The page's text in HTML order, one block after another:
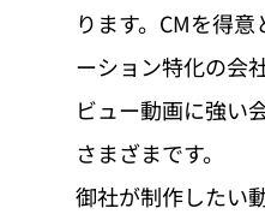
ります。CMを得
ーション特化の会
ビュー動画に強い
さまざまです。
御社が制作したい